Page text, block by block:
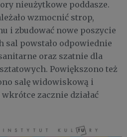
nieużytkowe poddasze.
wzmocnić strop,
i zbudować nowe poszycie
sal powstało odpowiednie
oraz szatnie dla
Powiększono też
salę widowiskową i
zacznie działać